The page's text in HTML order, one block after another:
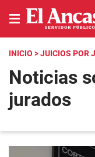
INICIO > JUICIOS POR
Noticias
jurados